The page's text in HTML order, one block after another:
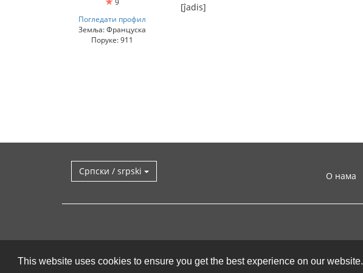
This website uses cookies to ensure you get the best experience on our website.
Погледати профил
Земља: Француска
Поруке: 911
[ĵadis]
Српски / srpski О нама